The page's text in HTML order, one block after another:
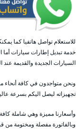
للاستعلام تواصل هاتفيا كما
خدمة تبديل إطارات سيارات أما
السيارات الجديدة والقديمة عند
ونحن متواجدون في كافة أنحاء
تجهيزاته ليصل اليكم بسرعة
وأسعارنا مميزة وهي شاملة
وبالفاتورة مفصلة ومختومة من